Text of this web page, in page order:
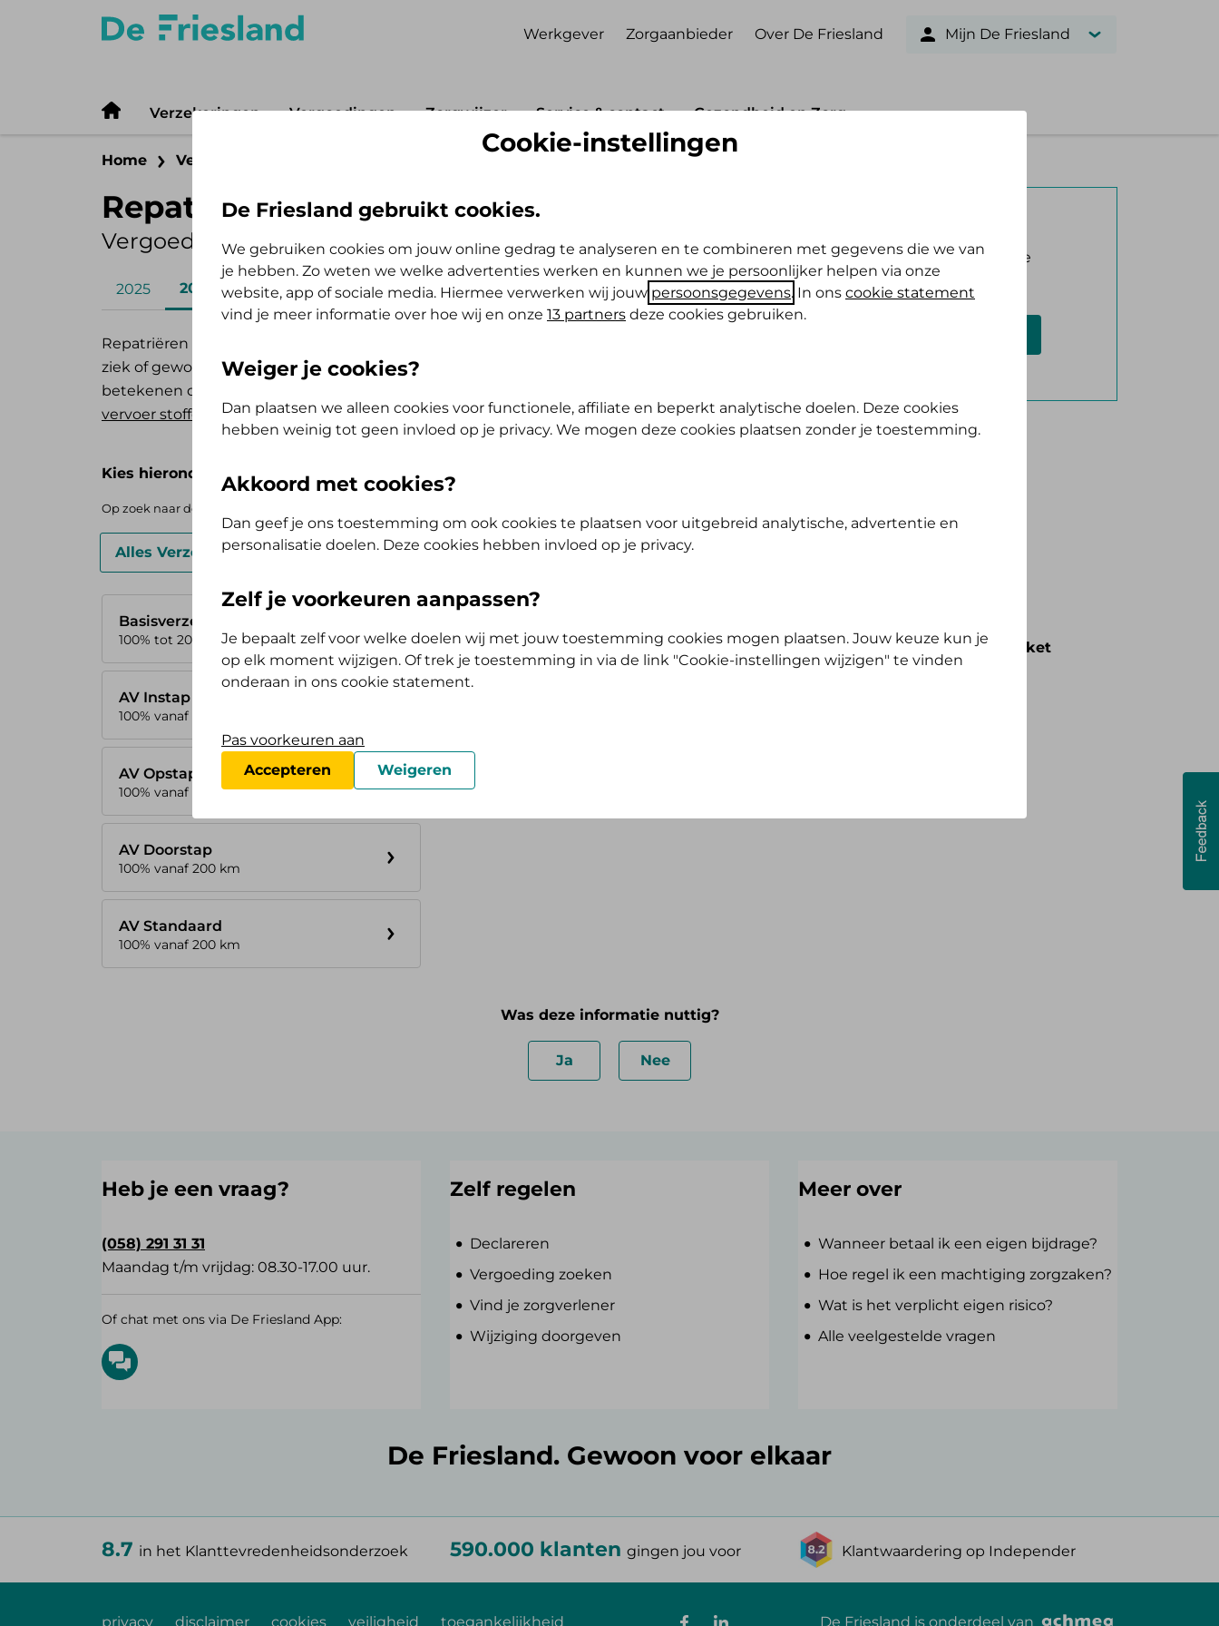
Werkgever Zorgaanbieder Over De Friesland Mijn De Friesland
Verzekeringen Vergoedingen Zorgwijzer Service & contact Gezondheid en Zorg
Home Vergoedingen
Repatriëring
Vergoeding 2026
2025 2026
Repatriëren is terugkeren naar Nederland om opgenomen te worden. Omdat je ernstig
ziek of gewond bent. Bij het vervoer krijg je medische begeleiding. Repatriëren kan ook
betekenen dat een overledene naar Nederland vervoerd wordt. Bekijk de vergoeding voor
vervoer stoffelijk overschot naar Nederland.
Log in met DigiD en bekijk je
vergoeding.
Kies hieronder je basisverzekering
Op zoek naar de vergoedingen voor de AV (Tand) Opstap of AV (Tand) Doorstap? Kies dan voor de basisverzekering Zelf Bewust Polis.
Alles Verzorgd Polis Zelf Bewust Polis
Basisverzekering
100% tot 200 km
Vergoeding en voorwaarden
Kies je pakket en bekijk de vergoedingen en voorwaarden die bij het pakket
horen.
AV Instap
100% vanaf 200 km
AV Opstap
100% vanaf 200 km
AV Doorstap
100% vanaf 200 km
AV Standaard
100% vanaf 200 km
Was deze informatie nuttig?
Ja Nee
Heb je een vraag?
(058) 291 31 31
Maandag t/m vrijdag: 08.30-17.00 uur.
Of chat met ons via De Friesland App:
Zelf regelen
Declareren
Vergoeding zoeken
Vind je zorgverlener
Wijziging doorgeven
Meer over
Wanneer betaal ik een eigen bijdrage?
Hoe regel ik een machtiging zorgzaken?
Wat is het verplicht eigen risico?
Alle veelgestelde vragen
De Friesland. Gewoon voor elkaar
8.7 in het Klanttevredenheidsonderzoek 590.000 klanten gingen jou voor Klantwaardering op Independer
privacy disclaimer cookies veiligheid toegankelijkheid De Friesland is onderdeel van
Cookie-instellingen
De Friesland gebruikt cookies.
We gebruiken cookies om jouw online gedrag te analyseren en te combineren met gegevens die we van
je hebben. Zo weten we welke advertenties werken en kunnen we je persoonlijker helpen via onze
website, app of sociale media. Hiermee verwerken wij jouw persoonsgegevens. In ons cookie statement
vind je meer informatie over hoe wij en onze 13 partners deze cookies gebruiken.
Weiger je cookies?
Dan plaatsen we alleen cookies voor functionele, affiliate en beperkt analytische doelen. Deze cookies
hebben weinig tot geen invloed op je privacy. We mogen deze cookies plaatsen zonder je toestemming.
Akkoord met cookies?
Dan geef je ons toestemming om ook cookies te plaatsen voor uitgebreid analytische, advertentie en
personalisatie doelen. Deze cookies hebben invloed op je privacy.
Zelf je voorkeuren aanpassen?
Je bepaalt zelf voor welke doelen wij met jouw toestemming cookies mogen plaatsen. Jouw keuze kun je
op elk moment wijzigen. Of trek je toestemming in via de link "Cookie-instellingen wijzigen" te vinden
onderaan in ons cookie statement.
Pas voorkeuren aan
Accepteren
Weigeren